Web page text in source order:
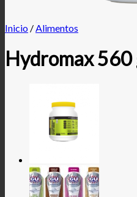
Inicio /Alimentos
Hydromax 560